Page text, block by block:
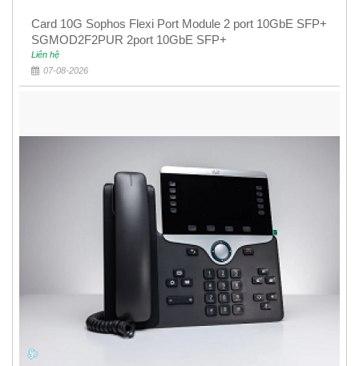
Card 10G Sophos Flexi Port Module 2 port 10GbE SFP+
SGMOD2F2PUR 2port 10GbE SFP+
Liên hệ
07-08-2026